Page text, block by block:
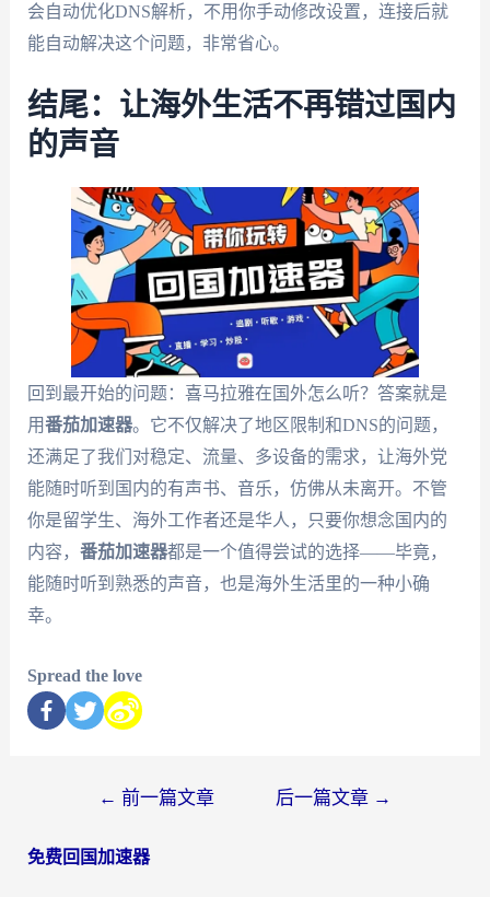
会自动优化DNS解析，不用你手动修改设置，连接后就
能自动解决这个问题，非常省心。
结尾：让海外生活不再错过国内
的声音
回到最开始的问题：喜马拉雅在国外怎么听？答案就是
用番茄加速器。它不仅解决了地区限制和DNS的问题，
还满足了我们对稳定、流量、多设备的需求，让海外党
能随时听到国内的有声书、音乐，仿佛从未离开。不管
你是留学生、海外工作者还是华人，只要你想念国内的
内容， 番茄加速器都是一个值得尝试的选择——毕竟，
能随时听到熟悉的声音，也是海外生活里的一种小确
幸。
Spread the love
← 前一篇文章 后一篇文章 →
免费回国加速器